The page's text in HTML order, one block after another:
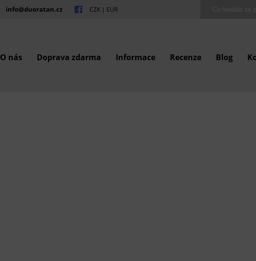
info@duoratan.cz CZK | EUR
O nás Doprava zdarma Informace Recenze Blog